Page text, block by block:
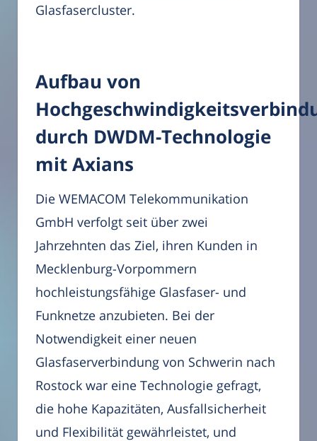
Glasfasercluster.
Aufbau von
durch DWDM-Technologie
mit Axians
Die WEMACOM Telekommunikation
GmbH verfolgt seit über zwei
Jahrzehnten das Ziel, ihren Kunden in
Mecklenburg-Vorpommern
hochleistungsfähige Glasfaser- und
Funknetze anzubieten. Bei der
Notwendigkeit einer neuen
Glasfaserverbindung von Schwerin nach
Rostock war eine Technologie gefragt,
die hohe Kapazitäten, Ausfallsicherheit
und Flexibilität gewährleistet, und